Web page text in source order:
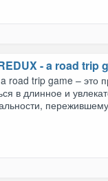
- a road trip
road trip game – это
в длинное и